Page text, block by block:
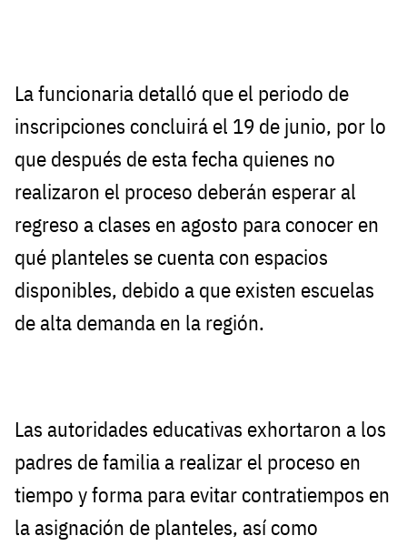
La funcionaria detalló que el periodo de
inscripciones concluirá el 19 de junio, por lo
que después de esta fecha quienes no
realizaron el proceso deberán esperar al
regreso a clases en agosto para conocer en
qué planteles se cuenta con espacios
disponibles, debido a que existen escuelas
de alta demanda en la región.
Las autoridades educativas exhortaron a los
padres de familia a realizar el proceso en
tiempo y forma para evitar contratiempos en
la asignación de planteles, así como